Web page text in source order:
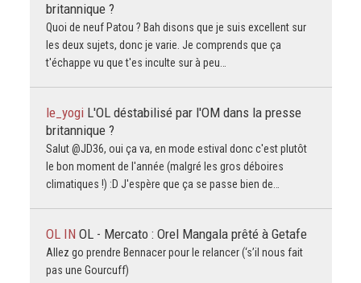
britannique ?
Quoi de neuf Patou ? Bah disons que je suis excellent sur
les deux sujets, donc je varie. Je comprends que ça
t'échappe vu que t'es inculte sur à peu…
le_yogi L'OL déstabilisé par l'OM dans la presse
britannique ?
Salut @JD36, oui ça va, en mode estival donc c'est plutôt
le bon moment de l'année (malgré les gros déboires
climatiques !) :D J'espère que ça se passe bien de…
OL IN OL - Mercato : Orel Mangala prêté à Getafe
Allez go prendre Bennacer pour le relancer (‘s’il nous fait
pas une Gourcuff)